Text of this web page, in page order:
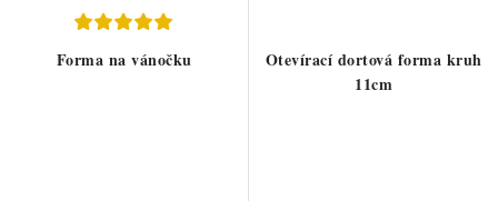
Forma na vánočku
Otevírací dortová forma kruh
11cm